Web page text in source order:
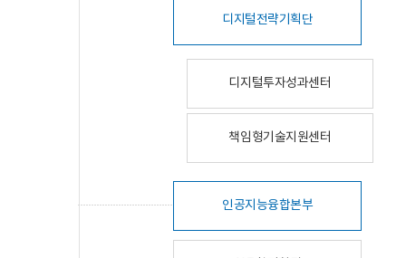
디지털전략기획단
디지털투자성과센터
책임형기술지원센터
인공지능융합본부